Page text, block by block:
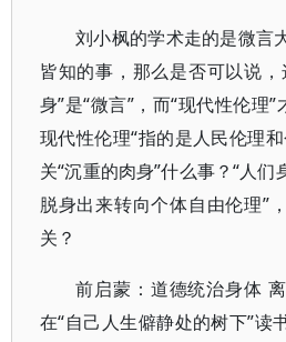
刘小枫的学术走的是微言
皆知的事，那么是否可以说
身”是“微言”，而“现代性伦理
现代性伦理“指的是人民伦理
关“沉重的肉身”什么事？“人
脱身出来转向个体自由伦理”
关？
前启蒙：道德统治身体
在“自己人生僻静处的树下”读